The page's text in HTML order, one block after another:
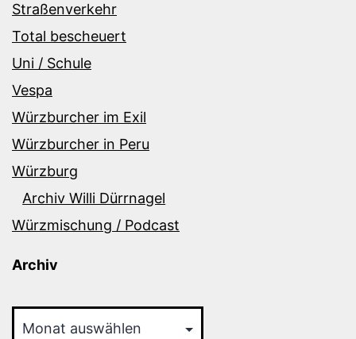
Straßenverkehr
Total bescheuert
Uni / Schule
Vespa
Würzburcher im Exil
Würzburcher in Peru
Würzburg
Archiv Willi Dürrnagel
Würzmischung / Podcast
Archiv